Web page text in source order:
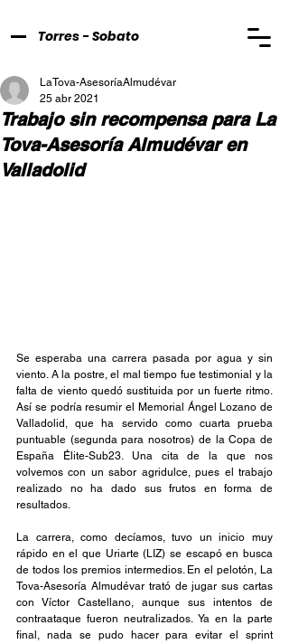
Torres - Sobato
Trabajo sin recompensa para La
Tova-Asesoría Almudévar en
Valladolid
LaTova-AsesoríaAlmudévar
25 abr 2021
Se esperaba una carrera pasada por agua y sin
viento. A la postre, el mal tiempo fue testimonial y la
falta de viento quedó sustituida por un fuerte ritmo.
Así se podría resumir el Memorial Ángel Lozano de
Valladolid, que ha servido como cuarta prueba
puntuable (segunda para nosotros) de la Copa de
España Élite-Sub23. Una cita de la que nos
volvemos con un sabor agridulce, pues el trabajo
realizado no ha dado sus frutos en forma de
resultados.
La carrera, como decíamos, tuvo un inicio muy
rápido en el que Uriarte (LIZ) se escapó en busca
de todos los premios intermedios. En el pelotón, La
Tova-Asesoría Almudévar trató de jugar sus cartas
con Víctor Castellano, aunque sus intentos de
contraataque fueron neutralizados. Ya en la parte
final, nada se pudo hacer para evitar el sprint